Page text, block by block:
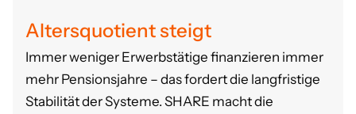
Altersquotient steigt
Immer weniger Erwerbstätige finanzieren immer
mehr Pensionsjahre – das fordert die langfristige
Stabilität der Systeme. SHARE macht die